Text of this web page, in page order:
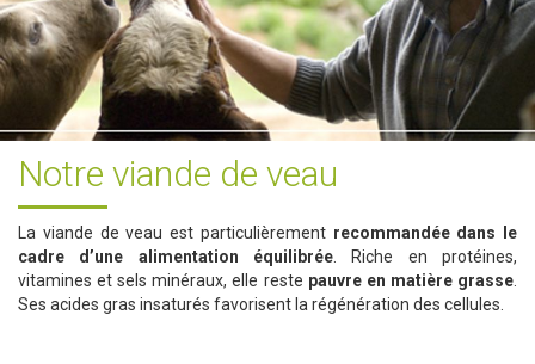
Notre viande de veau
La viande de veau est particulièrement recommandée dans le
cadre d’une alimentation équilibrée . Riche en protéines,
vitamines et sels minéraux, elle reste pauvre en matière grasse
Ses acides gras insaturés favorisent la régénération des cellules.